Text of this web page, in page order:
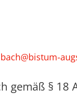
§ 18